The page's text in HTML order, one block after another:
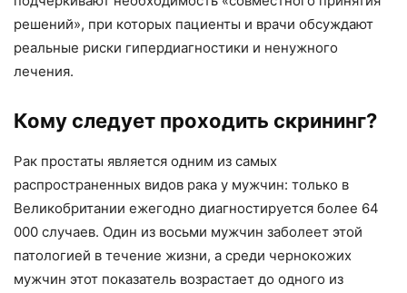
решений», при которых пациенты и врачи обсуждают
реальные риски гипердиагностики и ненужного
лечения.
Кому следует проходить скрининг?
Рак простаты является одним из самых
распространенных видов рака у мужчин: только в
Великобритании ежегодно диагностируется более 64
000 случаев. Один из восьми мужчин заболеет этой
патологией в течение жизни, а среди чернокожих
мужчин этот показатель возрастает до одного из